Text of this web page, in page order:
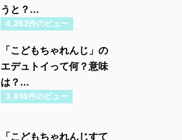
うと？...
4,262件のビュー
「こどもちゃれんじ」の
エデュトイって何？意味
は？...
3,816件のビュー
「こどもちゃれんじすて